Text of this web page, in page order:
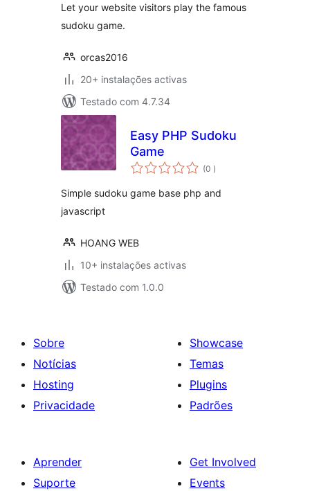
Let your website visitors play the famous
sudoku game.
orcas2016
20+ instalações activas
Testado com 4.7.34
Easy PHP Sudoku
Game
(0 classificações
)
Simple sudoku game base php and
javascript
HOANG WEB
10+ instalações activas
Testado com 1.0.0
Sobre
Notícias
Hosting
Privacidade
Showcase
Temas
Plugins
Padrões
Aprender
Suporte
Get Involved
Events